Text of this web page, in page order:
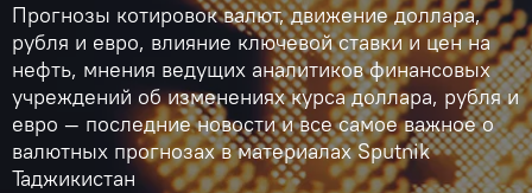
Прогнозы котировок валют, движение доллара,
рубля и евро, влияние ключевой ставки и цен на
нефть, мнения ведущих аналитиков финансовых
учреждений об изменениях курса доллара, рубля и
евро — последние новости и все самое важное о
валютных прогнозах в материалах Sputnik
Таджикистан